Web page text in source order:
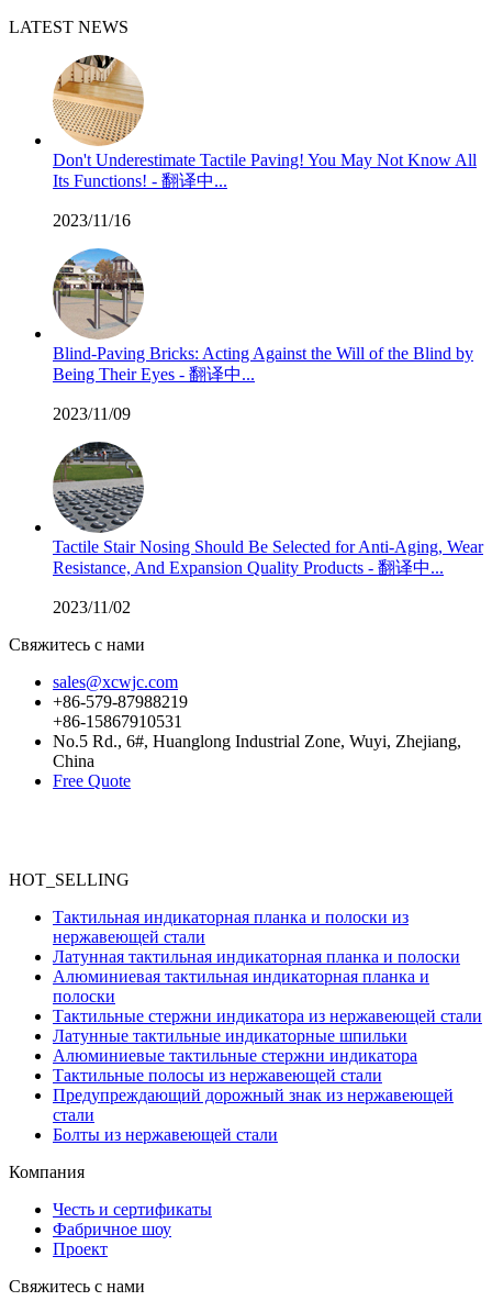
LATEST NEWS
Don't Underestimate Tactile Paving! You May Not Know All
Its Functions! - 翻译中...
2023/11/16
Blind-Paving Bricks: Acting Against the Will of the Blind by
Being Their Eyes - 翻译中...
2023/11/09
Tactile Stair Nosing Should Be Selected for Anti-Aging, Wear
Resistance, And Expansion Quality Products - 翻译中...
2023/11/02
Свяжитесь с нами
sales@xcwjc.com
+86-579-87988219
+86-15867910531
No.5 Rd., 6#, Huanglong Industrial Zone, Wuyi, Zhejiang,
China
Free Quote
HOT_SELLING
Тактильная индикаторная планка и полоски из
нержавеющей стали
Латунная тактильная индикаторная планка и полоски
Алюминиевая тактильная индикаторная планка и
полоски
Тактильные стержни индикатора из нержавеющей стали
Латунные тактильные индикаторные шпильки
Алюминиевые тактильные стержни индикатора
Тактильные полосы из нержавеющей стали
Предупреждающий дорожный знак из нержавеющей
стали
Болты из нержавеющей стали
Компания
Честь и сертификаты
Фабричное шоу
Проект
Свяжитесь с нами